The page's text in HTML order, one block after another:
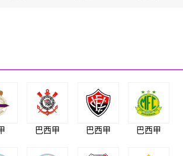
巴西甲 巴西甲 巴西甲